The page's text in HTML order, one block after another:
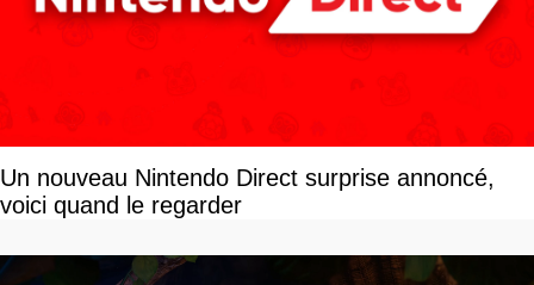
Un nouveau Nintendo Direct surprise annoncé,
voici quand le regarder